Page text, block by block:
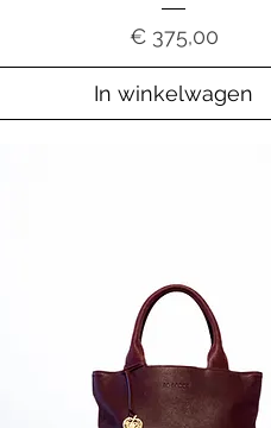
Prijs
€ 375,00
In winkelwagen